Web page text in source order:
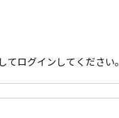
ログインしてください。